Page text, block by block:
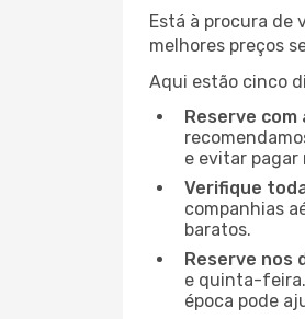
Está à procura de
melhores preços
Aqui estão cinco
Reserve
e evitar pagar
Verifique
companhias
baratos.
Reserve nos
e quinta-feira.
época pode